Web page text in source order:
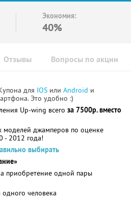
Экономия:
40%
Отзывы Вопросы по акции
для IOS или Android и
Это удобно :)
Up-wing всего за 7500р. вместо
моделей джамперов по оценке
- 2012 года!
выбирать
приобретение одной пары
человека